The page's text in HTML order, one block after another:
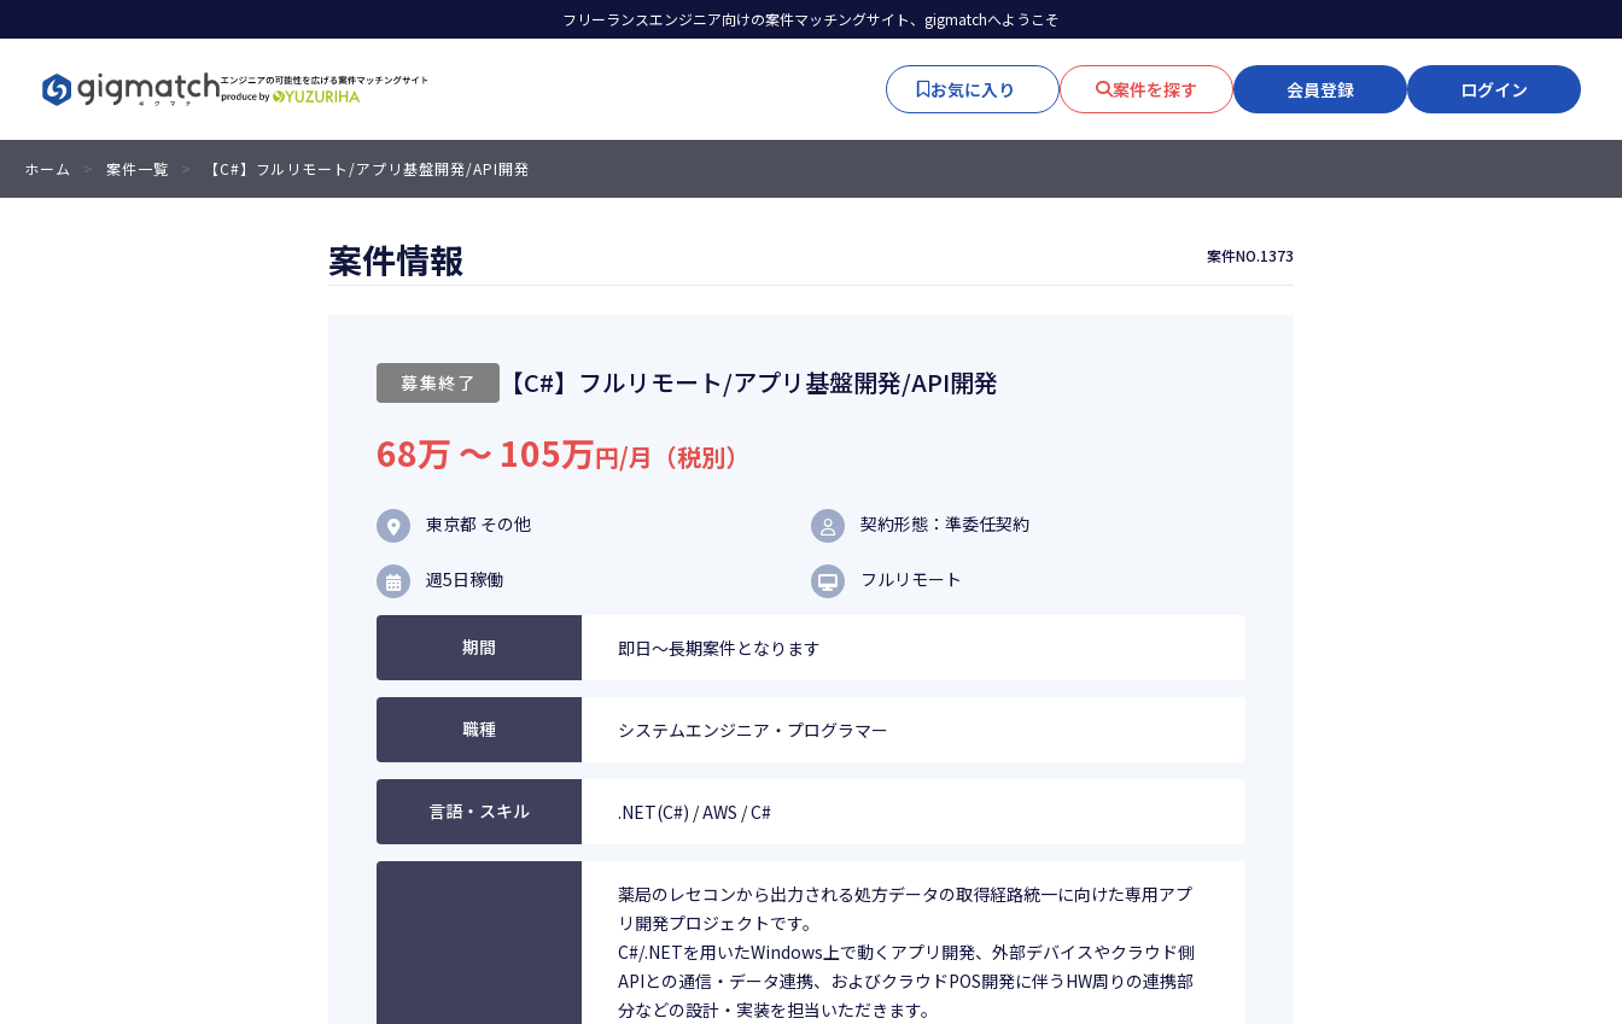
フリーランスエンジニア向けの案件マッチングサイト、gigmatchへようこそ
お気に入り 案件を探す 会員登録 ログイン
ホーム > 案件一覧 > 【C#】フルリモート/アプリ基盤開発/API開発
案件情報 案件NO.1373
募集終了 【C#】フルリモート/アプリ基盤開発/API開発
68万 〜 105万円/月（税別）
東京都 その他 契約形態：準委任契約
週5日稼働 フルリモート
期間 即日～長期案件となります
職種 システムエンジニア・プログラマー
言語・スキル .NET(C#) / AWS / C#
薬局のレセコンから出力される処方データの取得経路統一に向けた専用アプ
リ開発プロジェクトです。
C#/.NETを用いたWindows上で動くアプリ開発、外部デバイスやクラウド側
APIとの通信・データ連携、およびクラウドPOS開発に伴うHW周りの連携部
分などの設計・実装を担当いただきます。